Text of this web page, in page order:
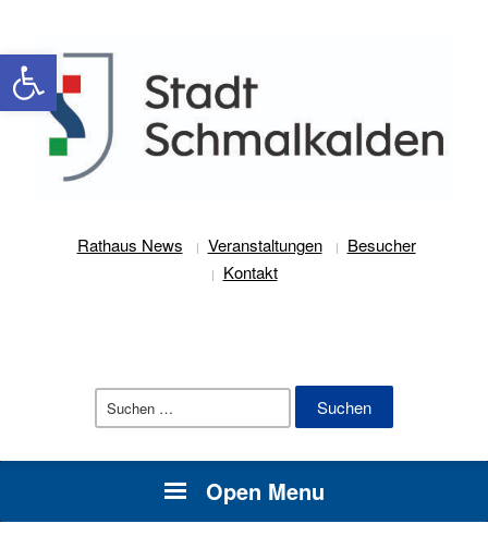
Werkzeugleiste öffnen
Rathaus News Veranstaltungen
Besucher
Kontakt
Suchen
Open Menu